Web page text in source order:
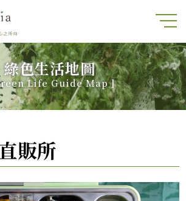
綠色生活地圖
Life Guide Map]
販所